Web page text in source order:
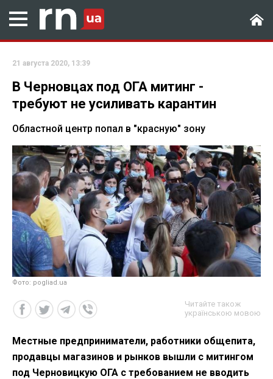
21 августа 2020, 13:39
В Черновцах под ОГА митинг -
требуют не усиливать карантин
Областной центр попал в "красную" зону
Фото: pogliad.ua
Читайте також
українською мовою
Местные предприниматели, работники общепита,
продавцы магазинов и рынков вышли с митингом
под Черновицкую ОГА с требованием не вводить